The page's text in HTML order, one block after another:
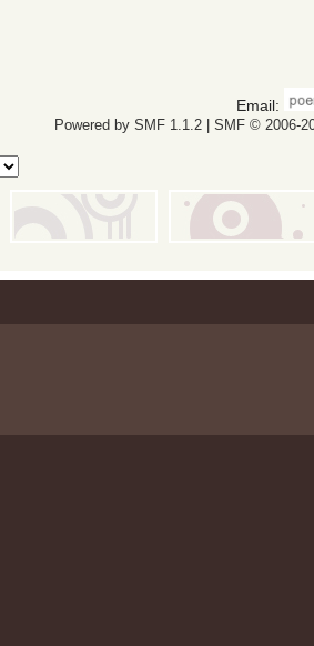
Email:
Powered by SMF 1.1.2| SMF © 2006-